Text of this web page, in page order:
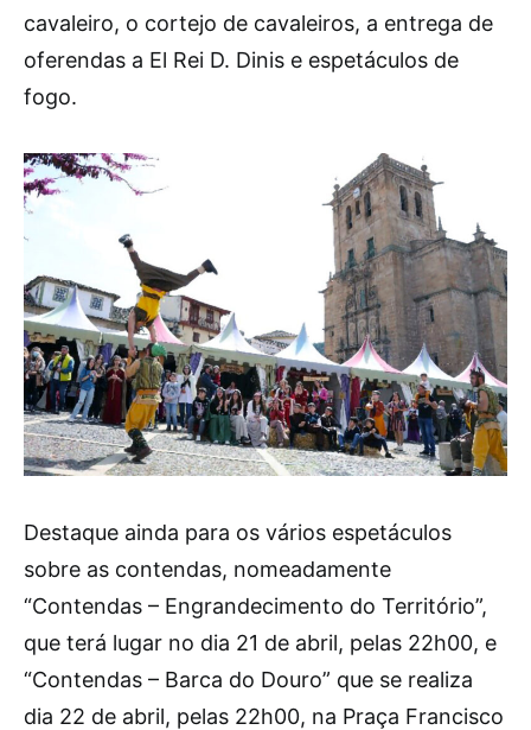
cavaleiro, o cortejo de cavaleiros, a entrega de
oferendas a El Rei D. Dinis e espetáculos de
fogo.
Destaque ainda para os vários espetáculos
sobre as contendas, nomeadamente
“Contendas – Engrandecimento do Território”,
que terá lugar no dia 21 de abril, pelas 22h00, e
“Contendas – Barca do Douro” que se realiza
dia 22 de abril, pelas 22h00, na Praça Francisco